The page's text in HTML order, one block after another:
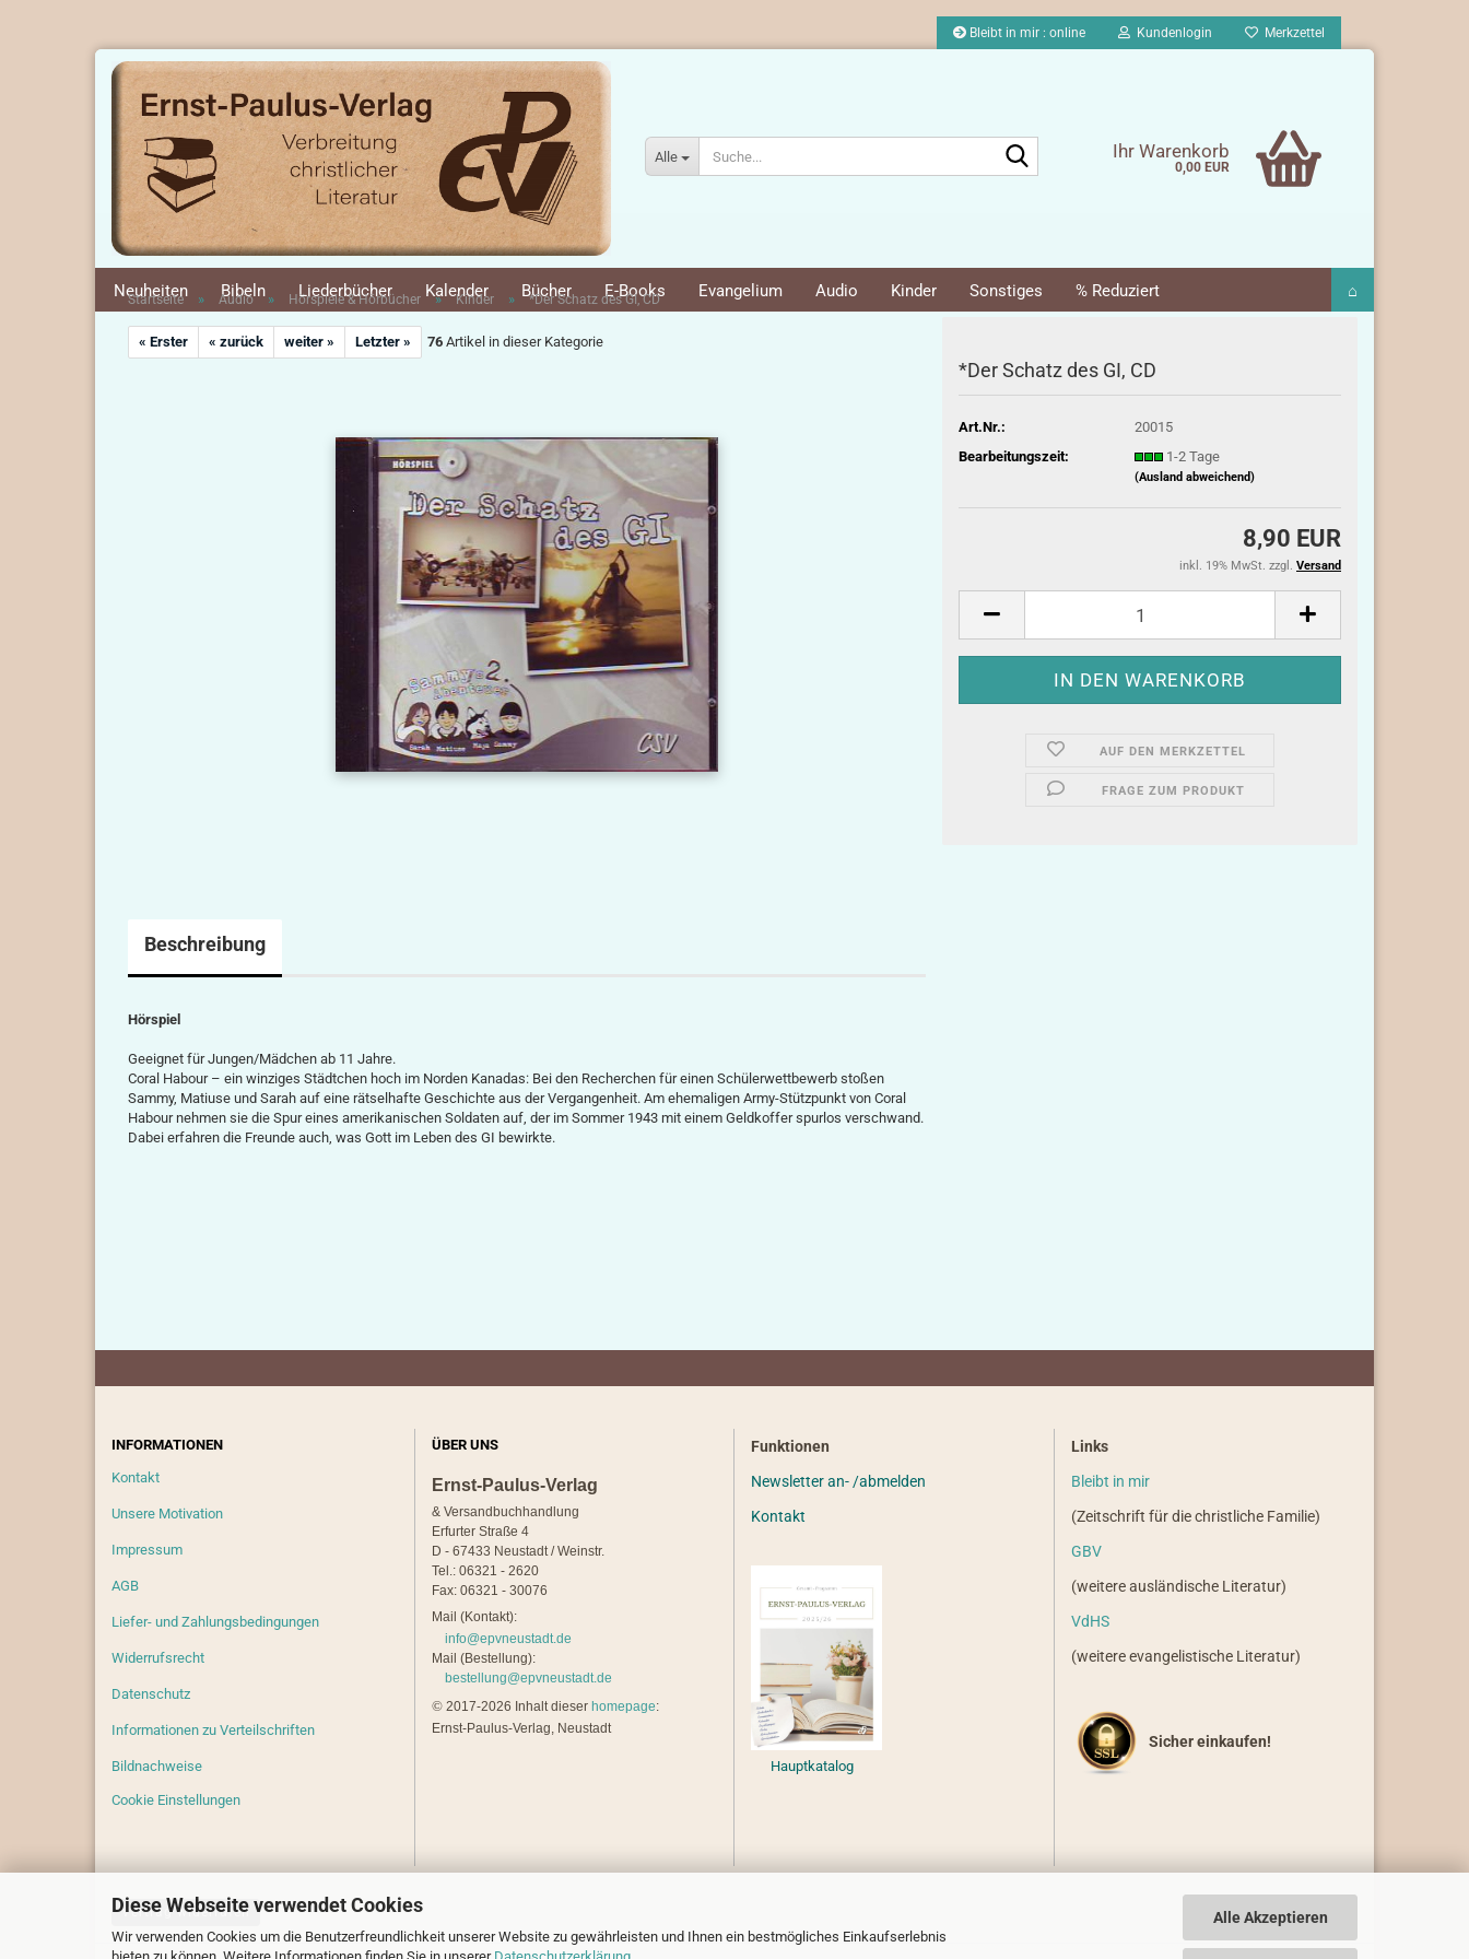
Diese Webseite verwendet Cookies
Wir verwenden Cookies um die Benutzerfreundlichkeit unserer Website zu gewährleisten und Ihnen ein bestmögliches Einkaufserlebnis
bieten zu können. Weitere Informationen finden Sie in unserer Datenschutzerklärung
Alle Akzeptieren
Bleibt in mir : online Kundenlogin Merkzettel
Alle Ihr Warenkorb
0,00 EUR
Neuheiten Bibeln Liederbücher Kalender Bücher E-Books Evangelium Audio Kinder Sonstiges % Reduziert ⌂
Startseite » Audio » Hörspiele & Hörbücher » Kinder » *Der Schatz des GI, CD
« Erster « zurück weiter » Letzter » 76 Artikel in dieser Kategorie
*Der Schatz des GI, CD
Art.Nr.:
20015
Bearbeitungszeit:
1-2 Tage
(Ausland abweichend)
8,90 EUR
inkl. 19% MwSt. zzgl. Versand
AUF DEN MERKZETTEL
FRAGE ZUM PRODUKT
Beschreibung
Hörspiel
Geeignet für Jungen/Mädchen ab 11 Jahre.
Coral Habour – ein winziges Städtchen hoch im Norden Kanadas: Bei den Recherchen für einen Schülerwettbewerb stoßen
Sammy, Matiuse und Sarah auf eine rätselhafte Geschichte aus der Vergangenheit. Am ehemaligen Army-Stützpunkt von Coral
Habour nehmen sie die Spur eines amerikanischen Soldaten auf, der im Sommer 1943 mit einem Geldkoffer spurlos verschwand.
Dabei erfahren die Freunde auch, was Gott im Leben des GI bewirkte.
INFORMATIONEN
Kontakt
Unsere Motivation
Impressum
AGB
Liefer- und Zahlungsbedingungen
Widerrufsrecht
Datenschutz
Informationen zu Verteilschriften
Bildnachweise
Cookie Einstellungen
ÜBER UNS
Ernst-Paulus-Verlag
& Versandbuchhandlung
Erfurter Straße 4
D - 67433 Neustadt / Weinstr.
Tel.: 06321 - 2620
Fax: 06321 - 30076
Mail (Kontakt):
info@epvneustadt.de
Mail (Bestellung):
bestellung@epvneustadt.de
© 2017-2026 Inhalt dieser homepage:
Ernst-Paulus-Verlag, Neustadt
Funktionen
Newsletter an- /abmelden
Kontakt
Hauptkatalog
Links
Bleibt in mir
(Zeitschrift für die christliche Familie)
GBV
(weitere ausländische Literatur)
VdHS
(weitere evangelistische Literatur)
Sicher einkaufen!
Vertrag widerrufen